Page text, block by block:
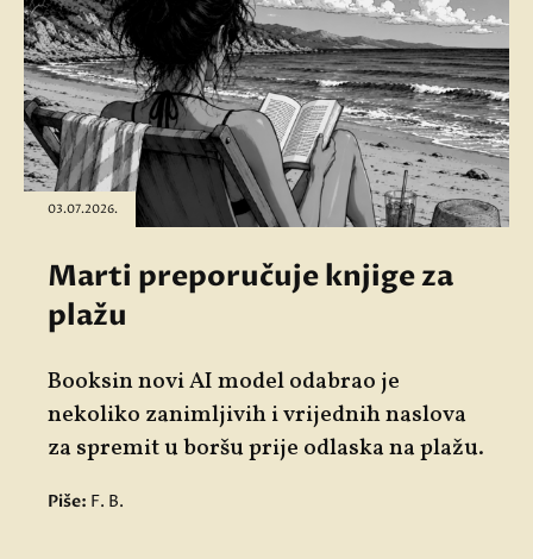
03.07.2026.
Marti preporučuje knjige za
plažu
Booksin novi AI model odabrao je
nekoliko zanimljivih i vrijednih naslova
za spremit u boršu prije odlaska na plažu.
Piše: F. B.